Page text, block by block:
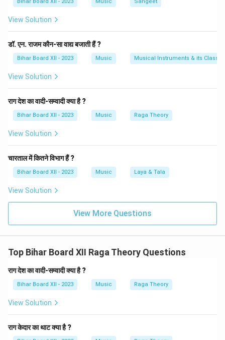
मानसिक शांति और सौम्यता का अनुभव कराता है। यह राग विशेष रूप
से देर शाम या रात्रि के प्रारंभ में गाया जाता है, क्योंकि इसके स्वर रात्रि
सम्पूर्ण जाति का राग है जिसमें आरोह और अवरोह दोनों में 5 स्वर होते हैं
और इसे अपनी सरलता और लोकप्रियता के कारण विशेष रूप से पसंद
किया जाता है।
Download Solution in PDF
View Solution
डॉ. एन. राजम कौन-सा वाद्य बजाती हैं ?
Bihar Board XII - 2023 Music Musical Instruments & its
View Solution
राग देश का वादी-सम्वादी क्या है ?
Bihar Board XII - 2023 Music Raga Theory
View Solution
चारताल में कितने विभाग हैं ?
Bihar Board XII - 2023 Music Laya & Tala
View Solution
View More Questions
Top Bihar Board XII Raga Theory Questions
राग देश का वादी-सम्वादी क्या है ?
Bihar Board XII - 2023 Music Raga Theory
View Solution
राग केदार का थाट क्या है ?